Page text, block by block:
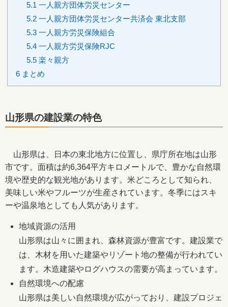
5.1 一人親方団体労災センター
5.2 一人親方団体労災センター共済会 東北支部
5.3 一人親方労災保険組合
5.4 一人親方労災保険RJC
5.5 楽々親方
6 まとめ
山形県の建設業の特色
山形県は、日本の東北地方に位置し、県庁所在地は山形
市です。面積は約6,364平方キロメートルで、豊かな自然環
境や歴史的な観光地があります。米どころとして知られ、
美味しい米やフルーツが生産されています。冬季にはスキ
ーや温泉地としても人気があります。
地域資源の活用
山形県は山々に囲まれ、森林資源が豊富です。建設業で
は、木材を用いた建築やリゾート地の整備が行われてい
ます。木造建築やログハウスの需要が高まっています。
自然環境への配慮
山形県は美しい自然環境が広がっており、建設プロジェ